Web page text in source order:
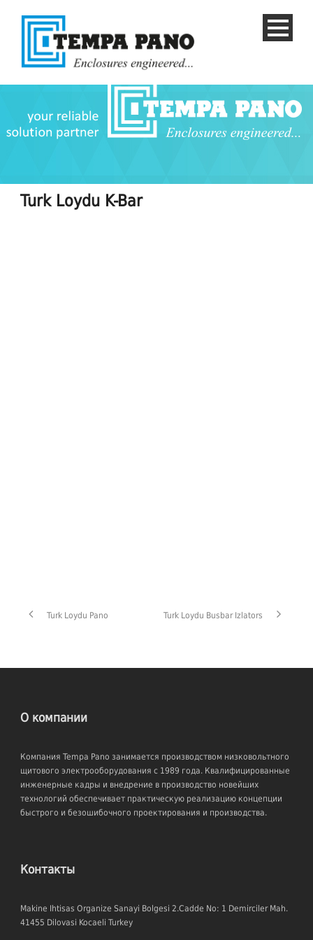
Turk Loydu K-Bar
Turk Loydu Pano Turk Loydu Busbar Izlators
О компании
Компания Tempa Pano занимается производством низковольтного
щитового электрооборудования с 1989 года. Квалифицированные
инженерные кадры и внедрение в производство новейших
технологий обеспечивает практическую реализацию концепции
быстрого и безошибочного проектирования и производства.
Контакты
Makine Ihtisas Organize Sanayi Bolgesi 2.Cadde No: 1 Demirciler Mah.
41455 Dilovasi Kocaeli Turkey